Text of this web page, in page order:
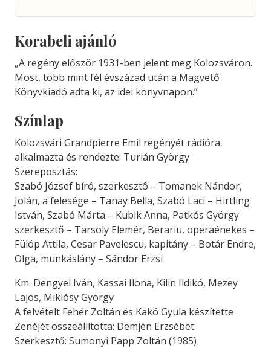
Korabeli ajánló
„A regény először 1931-ben jelent meg Kolozsváron.
Most, több mint fél évszázad után a Magvető
Könyvkiadó adta ki, az idei könyvnapon.”
Színlap
Kolozsvári Grandpierre Emil regényét rádióra
alkalmazta és rendezte: Turián György
Szereposztás:
Szabó József bíró, szerkesztô – Tomanek Nándor,
Jolán, a felesége – Tanay Bella, Szabó Laci – Hirtling
István, Szabó Márta – Kubik Anna, Patkós György
szerkesztő – Tarsoly Elemér, Berariu, operaénekes –
Fülöp Attila, Cesar Pavelescu, kapitány – Botár Endre,
Olga, munkáslány – Sándor Erzsi
Km. Dengyel Iván, Kassai Ilona, Kilin Ildikó, Mezey
Lajos, Miklósy György
A felvételt Fehér Zoltán és Kakó Gyula készítette
Zenéjét összeállította: Demjén Erzsébet
Szerkesztő: Sumonyi Papp Zoltán (1985)